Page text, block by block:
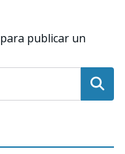
para publicar un
Buscar